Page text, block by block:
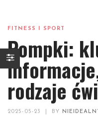
FITNESS I SPORT
Pompki:
rodzaje
2025-05-23 BY